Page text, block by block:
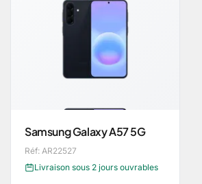
Samsung Galaxy A57 5G
Réf: AR22527
Livraison sous 2 jours ouvrables